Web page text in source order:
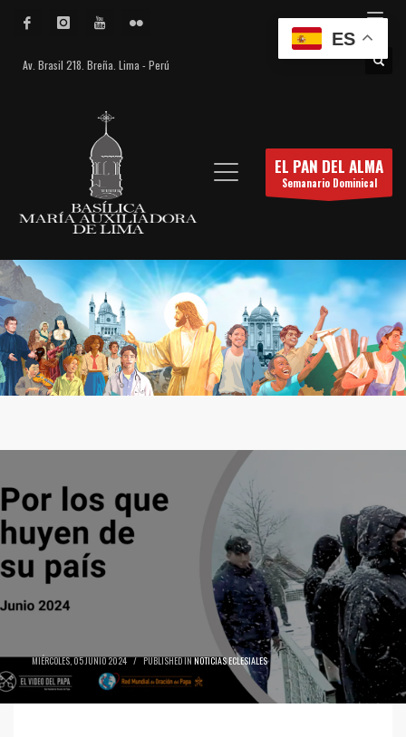
Av. Brasil 218. Breña. Lima - Perú
EL PAN DEL ALMA
Semanario Dominical
MIÉRCOLES, 05 JUNIO 2024 / PUBLISHED INNOTICIAS ECLESIALES
ES